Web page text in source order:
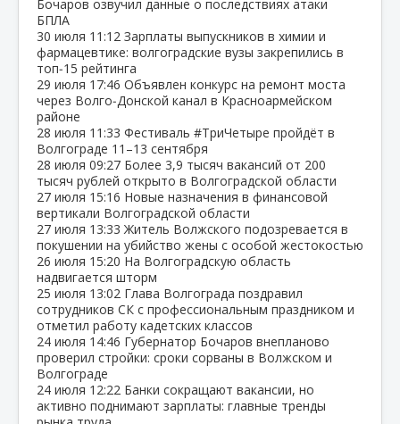
Бочаров озвучил данные о последствиях атаки
БПЛА
30 июля 11:12 Зарплаты выпускников в химии и
фармацевтике: волгоградские вузы закрепились в
топ‑15 рейтинга
29 июля 17:46 Объявлен конкурс на ремонт моста
через Волго‑Донской канал в Красноармейском
районе
28 июля 11:33 Фестиваль #ТриЧетыре пройдёт в
Волгограде 11–13 сентября
28 июля 09:27 Более 3,9 тысяч вакансий от 200
тысяч рублей открыто в Волгоградской области
27 июля 15:16 Новые назначения в финансовой
вертикали Волгоградской области
27 июля 13:33 Житель Волжского подозревается в
покушении на убийство жены с особой жестокостью
26 июля 15:20 На Волгоградскую область
надвигается шторм
25 июля 13:02 Глава Волгограда поздравил
сотрудников СК с профессиональным праздником и
отметил работу кадетских классов
24 июля 14:46 Губернатор Бочаров внепланово
проверил стройки: сроки сорваны в Волжском и
Волгограде
24 июля 12:22 Банки сокращают вакансии, но
активно поднимают зарплаты: главные тренды